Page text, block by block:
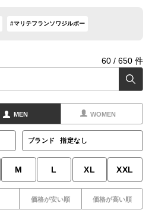
#マリテフランソワジルボー
60 / 650 件
MEN WOMEN
ブランド 指定なし
M L XL XXL
価格が安い順 価格が高い順